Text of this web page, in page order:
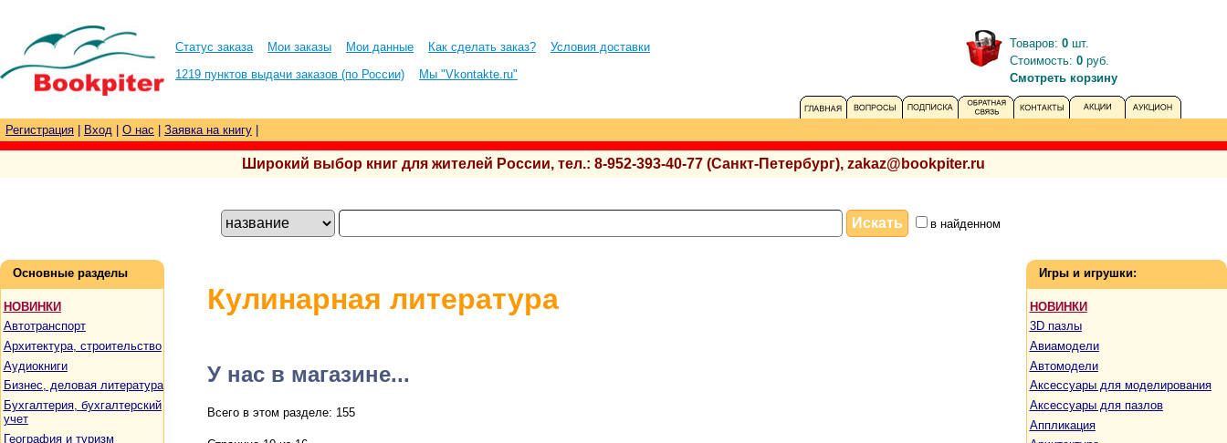
Статус заказа Мои заказы Мои данные Как сделать заказ?
Условия доставки
1219 пунктов выдачи заказов (по России)
Мы "Vkontakte.ru"
Товаров: 0 шт.
Стоимость: 0 руб.
Смотреть корзину
Регистрация Вход О нас Заявка на книгу
Широкий выбор книг для жителей России, тел.: 8-952-393-40-77 (Санкт-Петербург), zakaz@bookpiter.ru
в найденном
Основные разделы
НОВИНКИ
Автотранспорт
Архитектура, строительство
Аудиокниги
Бизнес, деловая литература
Бухгалтерия, бухгалтерский
учет
География и туризм
Кулинарная литература
У нас в магазине...
Всего в этом разделе: 155
Игры и игрушки:
НОВИНКИ
3D пазлы
Авиамодели
Автомодели
Аксессуары для моделирования
Аксессуары для пазлов
Аппликация